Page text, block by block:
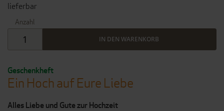
Geschenkheft
Ein Hoch auf Eure Liebe
Alles Liebe und Gute zur Hochzeit
lieferbar
Anzahl
IN DEN WARENKORB